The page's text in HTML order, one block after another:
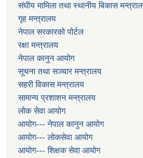
संघीय मामिला तथा स्थानीय बिकास
गृह मन्त्रालय
नेपाल सरकारको पोर्टल
रक्षा मन्त्रालय
नेपाल कानुन आयोग
सूचना तथा सञ्चार मन्त्रालय
सहरी विकास मन्त्रालय
सामान्य प्रशाशन मन्त्रालय
लोक सेवा आयोग
आयोग--- नेपाल कानुन आयोग
आयोग--- लोकसेवा आयोग
आयोग--- शिक्षक सेवा आयोग